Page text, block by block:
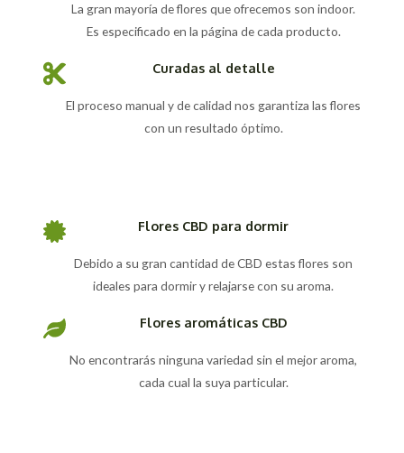
La gran mayoría de flores que ofrecemos son indoor.
Es especificado en la página de cada producto.
Curadas al detalle
El proceso manual y de calidad nos garantiza las flores
con un resultado óptimo.
Flores CBD para dormir
Debido a su gran cantidad de CBD estas flores son
ideales para dormir y relajarse con su aroma.
Flores aromáticas CBD
No encontrarás ninguna variedad sin el mejor aroma,
cada cual la suya particular.